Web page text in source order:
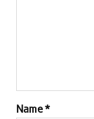
Name*